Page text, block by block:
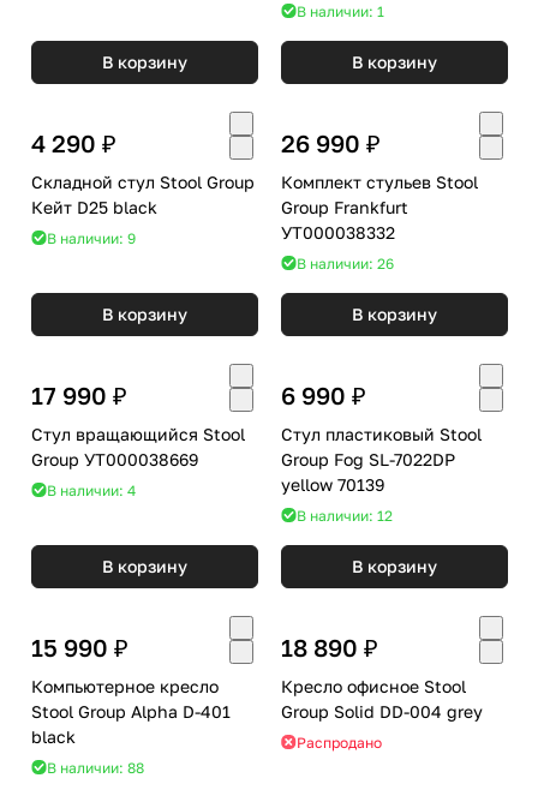
В корзину
В наличии: 1
В корзину
4 290 ₽
Складной стул Stool Group
Кейт D25 black
В наличии: 9
В корзину
26 990 ₽
Комплект стульев Stool
Group Frankfurt
УТ000038332
В наличии: 26
В корзину
17 990 ₽
Стул вращающийся Stool
Group УТ000038669
В наличии: 4
В корзину
6 990 ₽
Стул пластиковый Stool
Group Fog SL-7022DP
yellow 70139
В наличии: 12
В корзину
15 990 ₽
Компьютерное кресло
Stool Group Alpha D-401
black
В наличии: 88
18 890 ₽
Кресло офисное Stool
Group Solid DD-004 grey
Распродано